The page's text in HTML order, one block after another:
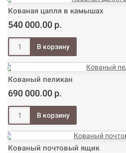
Кованая цапля в камышах
540 000.00 р.
Кованый пеликан
690 000.00 р.
Кованый почтовый ящик